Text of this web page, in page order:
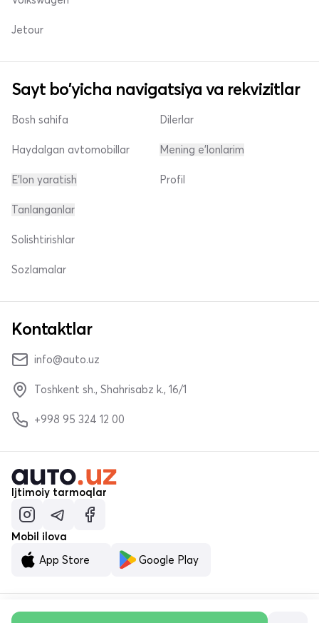
Jetour
Sayt bo'yicha navigatsiya va rekvizitlar
Bosh sahifa
Haydalgan avtomobillar
E'lon yaratish
Dilerlar
Mening e'lonlarim
Profil
Tanlanganlar
Solishtirishlar
Sozlamalar
Kontaktlar
info@auto.uz
Toshkent sh., Shahrisabz k., 16/1
+998 95 324 12 00
Ijtimoiy tarmoqlar
Mobil ilova
App Store
Google Play